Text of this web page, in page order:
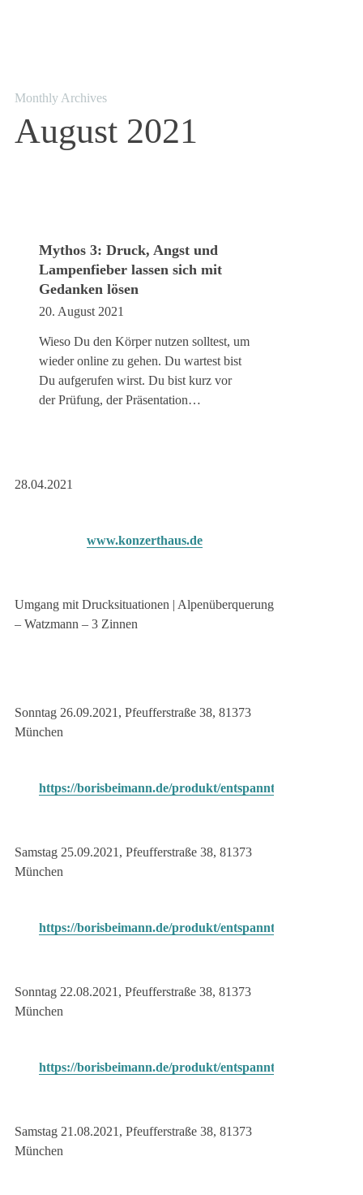
Monthly Archives
August 2021
Mythos 3: Druck, Angst und
Lampenfieber lassen sich mit
Gedanken lösen
20. August 2021
Wieso Du den Körper nutzen solltest, um
wieder online zu gehen. Du wartest bist
Du aufgerufen wirst. Du bist kurz vor
der Prüfung, der Präsentation…
28.04.2021
www.konzerthaus.de
Umgang mit Drucksituationen | Alpenüberquerung
– Watzmann – 3 Zinnen
Sonntag 26.09.2021, Pfeufferstraße 38, 81373
München
https://borisbeimann.de/produkt/
Samstag 25.09.2021, Pfeufferstraße 38, 81373
München
https://borisbeimann.de/produkt/
Sonntag 22.08.2021, Pfeufferstraße 38, 81373
München
https://borisbeimann.de/produkt/
Samstag 21.08.2021, Pfeufferstraße 38, 81373
München